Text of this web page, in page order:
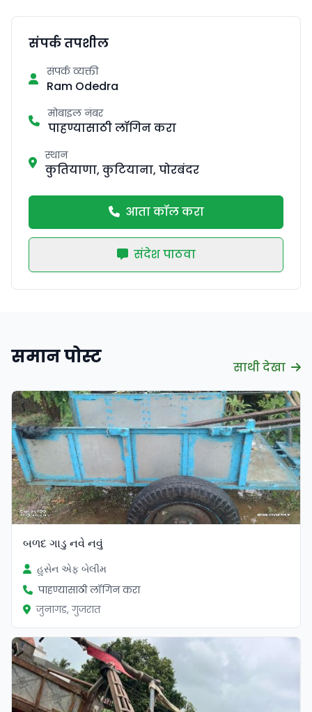
संपर्क तपशील
संपर्क व्यक्ती
Ram Odedra
मोबाइल नंबर
पाहण्यासाठी लॉगिन करा
स्थान
कुतियाणा, कुटियाना, पोरबंदर
आता कॉल करा
संदेश पाठवा
समान पोस्ट साथी देखा
બળદ ગાડુ નવે નવું
હુસેન એફ બેલીમ
पाहण्यासाठी लॉगिन करा
जुनागड, गुजरात